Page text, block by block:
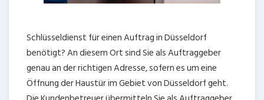
Schlüsseldienst für einen Auftrag in Düsseldorf
benötigt? An diesem Ort sind Sie als Auftraggeber
genau an der richtigen Adresse, sofern es um eine
Öffnung der Haustür im Gebiet von Düsseldorf geht.